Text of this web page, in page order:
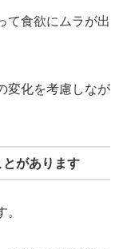
て食欲にムラが出
変化を考慮しなが
があります